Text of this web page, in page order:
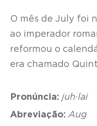
O mês de July foi
ao imperador
reformou o
era chamado
Pronúncia: juh·lai
Abreviação: Aug